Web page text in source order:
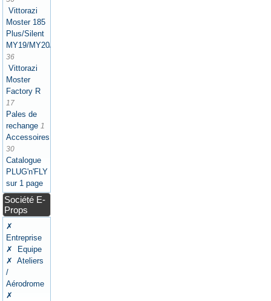
Vittorazi
Moster 185
Plus/Silent
MY19/MY20/MY21/MY22/MY25
36
Vittorazi
Moster
Factory R
17
Pales de
rechange 1
Accessoires
30
Catalogue
PLUG'n'FLY
sur 1 page
Société E-
Props
✗
Entreprise
✗ Equipe
✗ Ateliers
/
Aérodrome
✗